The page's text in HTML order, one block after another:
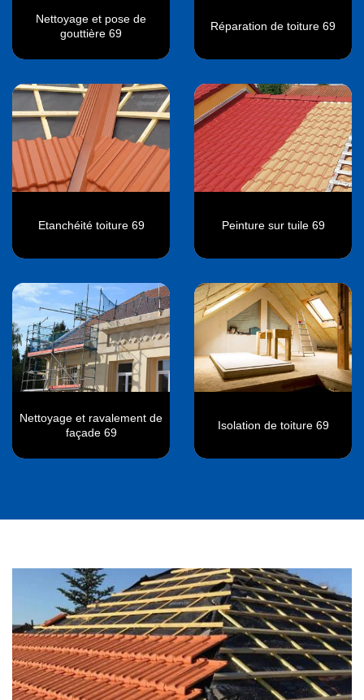
Nettoyage et pose de
gouttière 69
Réparation de toiture 69
Etanchéité toiture 69 Peinture sur tuile 69
Nettoyage et ravalement de
façade 69
Isolation de toiture 69